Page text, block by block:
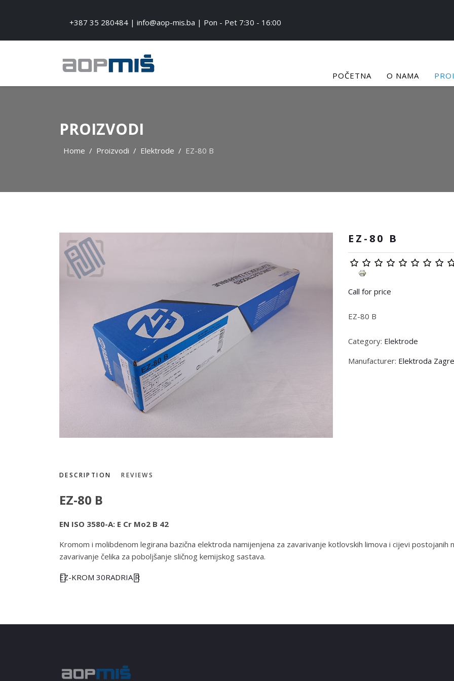
+387 35 280484 | info@aop-mis.ba | Pon - Pet 7:30 - 16:00
POČETNA O NAMA
PROIZVODI
Home Proizvodi Elektrode EZ-80 B
EZ-80 B
Call for price
EZ-80 B
Category: Elektrode
Manufacturer: Elektroda
DESCRIPTION REVIEWS
EZ-80 B
EN ISO 3580-A: E Cr Mo2 B 42
Kromom i molibdenom legirana bazična elektroda namijenjena za zavarivanje kotlovskih limova i cijevi
zavarivanje čelika za poboljšanje sličnog kemijskog sastava.
EZ-KROM 30RADRIA R